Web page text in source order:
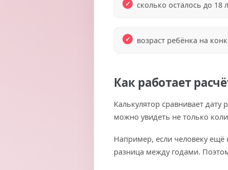
сколько осталось до 18
возраст ребёнка на
Как работает
Калькулятор сравнивает
можно увидеть не только
Например, если человеку ещё
разница между годами.